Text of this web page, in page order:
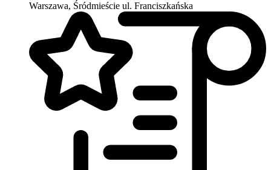
Warszawa, Śródmieście ul. Franciszkańska